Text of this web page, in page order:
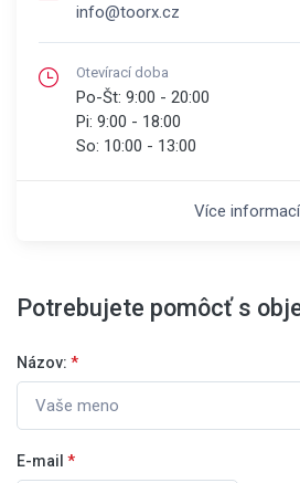
info@toorx.cz
Otevírací doba
Po-Št: 9:00 - 20:00
Pi: 9:00 - 18:00
So: 10:00 - 13:00
Více informací
Potrebujete pomôcť s
Názov: *
E-mail *